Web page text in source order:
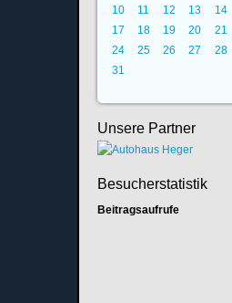
10
11 12 13 14
17
18 19 20 21
24
25 26 27 28
31
Unsere Partner
Besucherstatistik
Beitragsaufrufe